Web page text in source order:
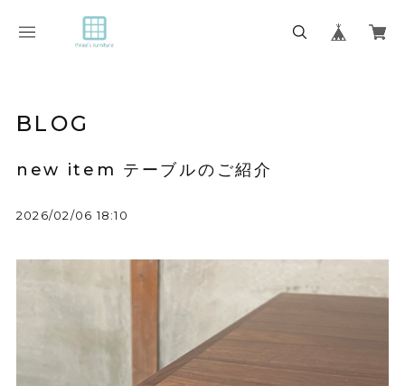
BLOG
new item テーブルのご紹介
2026/02/06 18:10